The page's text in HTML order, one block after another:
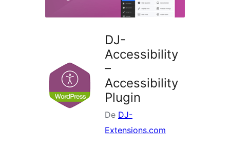
DJ-
Accessibility
–
Accessibility
Plugin
De DJ-
Extensions.com